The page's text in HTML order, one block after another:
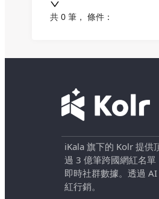
共 0 筆 ， 條件：
iKala 旗下的 Kolr 提供
過 3 億筆跨國網紅名
即時社群數據。透過
紅行銷。